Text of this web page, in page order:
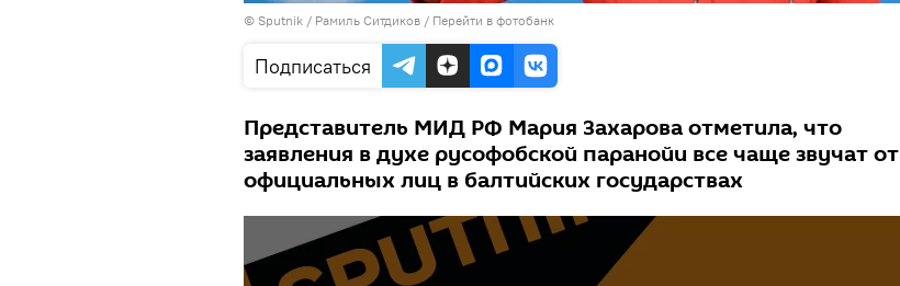
© Sputnik / Рамиль Ситдиков / Перейти в фотобанк
Подписаться
Представитель МИД РФ Мария Захарова отметила, что
заявления в духе русофобской паранойи все чаще звучат от
официальных лиц в балтийских государствах